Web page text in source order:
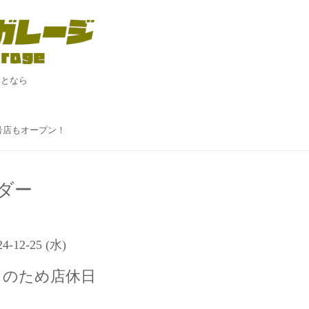
なら
もオープン！
ー
12-25 (水)
ため店休日